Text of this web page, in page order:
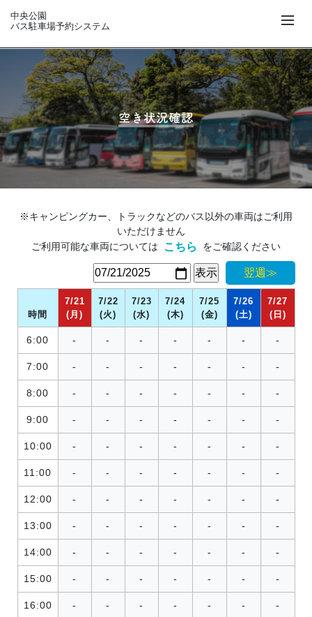
中央公園
バス駐車場予約システム
空き状況確認
※キャンピングカー、トラックなどのバス以外の車両はご利用
いただけません
ご利用可能な車両については
こちら をご確認ください
翌週≫
時間
7/21
(月)
7/22
(火)
7/23
(水)
7/24
(木)
7/25
(金)
7/26
(土)
7/27
(日)
6:00 - - - - - - -
7:00 - - - - - - -
8:00 - - - - - - -
9:00 - - - - - - -
10:00 - - - - - - -
11:00 - - - - - - -
12:00 - - - - - - -
13:00 - - - - - - -
14:00 - - - - - - -
15:00 - - - - - - -
16:00 - - - - - - -